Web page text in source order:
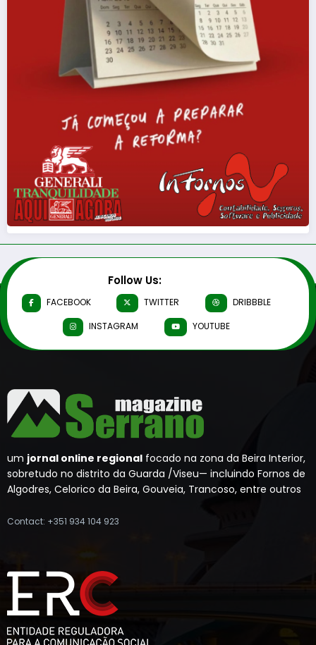
Follow Us:
FACEBOOK TWITTER
DRIBBBLE
INSTAGRAM
YOUTUBE
um jornal online regional focado na zona da Beira Interior,
sobretudo no distrito da Guarda /Viseu— incluindo Fornos de
Algodres, Celorico da Beira, Gouveia, Trancoso, entre outros
Contact: +351 934 104 923